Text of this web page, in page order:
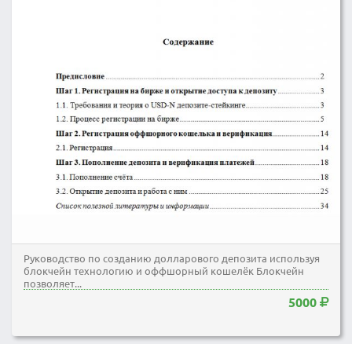
Руководство по созданию долларового депозита используя
блокчейн технологию и оффшорный кошелёк Блокчейн
позволяет...
5000